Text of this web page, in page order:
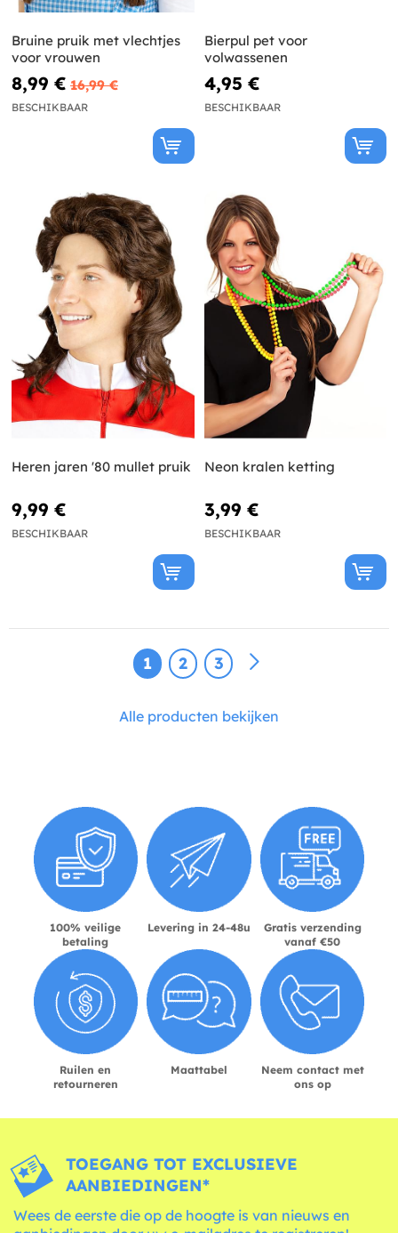
Bruine pruik met vlechtjes
voor vrouwen
8,99 € 16,99 €
BESCHIKBAAR
Bierpul pet voor
volwassenen
4,95 €
BESCHIKBAAR
Heren jaren '80 mullet pruik
9,99 €
BESCHIKBAAR
Neon kralen ketting
3,99 €
BESCHIKBAAR
1 2 3
Alle producten bekijken
100% veilige
betaling
Levering in 24-48u
Gratis verzending
vanaf €50
Ruilen en
retourneren
Maattabel
Neem contact met
ons op
TOEGANG TOT EXCLUSIEVE
AANBIEDINGEN*
Wees de eerste die op de hoogte is van nieuws en